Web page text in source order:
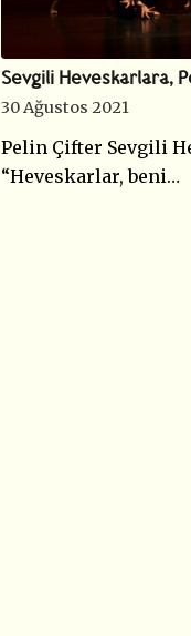
Sevgili Heveskarlara,
30 Ağustos 2021
Pelin Çifter Sevgili
“Heveskarlar, beni…